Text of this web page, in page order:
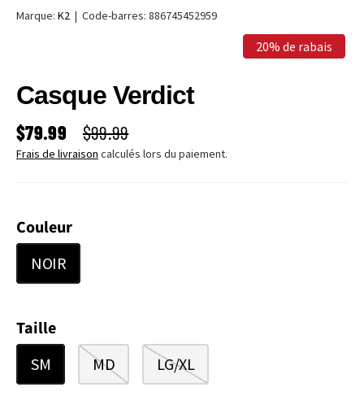
Marque: K2 | Code-barres: 886745452959
20% de rabais
Casque Verdict
PRIX SOLDÉ
$79.99 PRIX HABITUEL
$99.99
Frais de livraison calculés lors du paiement.
Couleur
NOIR
Taille
SM MD LG/XL